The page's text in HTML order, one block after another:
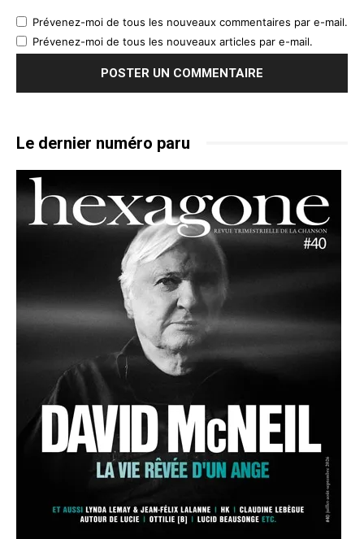
Prévenez-moi de tous les nouveaux commentaires par e-mail.
Prévenez-moi de tous les nouveaux articles par e-mail.
Le dernier numéro paru